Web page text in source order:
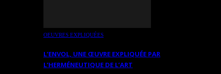
OEUVRES EXPLIQUÉES
L’ENVOL, UNE ŒUVRE EXPLIQUÉE PAR
L’HERMÉNEUTIQUE DE L’ART